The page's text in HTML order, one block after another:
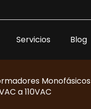
Servicios Blog
Monofásicos
a 110VAC